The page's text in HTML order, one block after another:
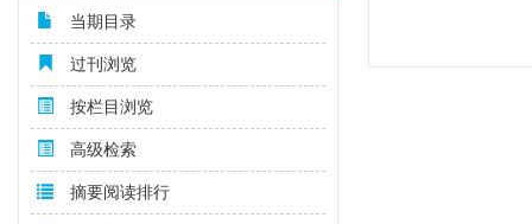
当期目录
过刊浏览
按栏目浏览
高级检索
摘要阅读排行